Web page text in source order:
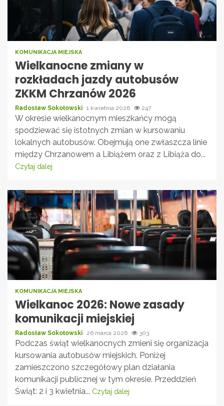
KOMUNIKACJA MIEJSKA
Wielkanocne zmiany w
rozkładach jazdy autobusów
ZKKM Chrzanów 2026
Radosław Sokołowski 1 kwietnia 2026 247
W okresie wielkanocnym mieszkańcy mogą
spodziewać się istotnych zmian w kursowaniu
lokalnych autobusów. Obejmują one zwłaszcza linie
między Chrzanowem a Libiążem oraz z Libiąża do...
Czytaj dalej
KOMUNIKACJA MIEJSKA
Wielkanoc 2026: Nowe zasady
komunikacji miejskiej
Radosław Sokołowski 26 marca 2026 303
Podczas świąt wielkanocnych zmieni się organizacja
kursowania autobusów miejskich. Poniżej
zamieszczono szczegółowy plan działania
komunikacji publicznej w tym okresie. Przeddzień
Świąt: 2 i 3 kwietnia... Czytaj dalej